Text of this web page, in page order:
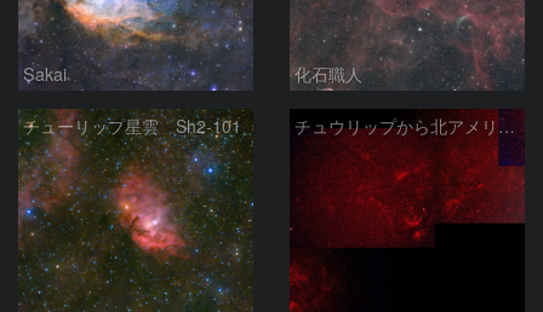
Sakai 化石職人
チューリップ星雲 Sh2-101 チュウリップから北アメリカ星雲